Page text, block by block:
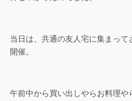
当日は、共通の友人宅に集まって
開催。
午前中から買い出しやらお料理や